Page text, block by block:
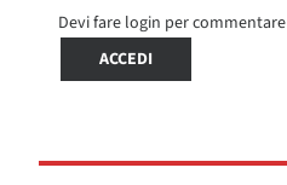
Devi fare login per commentare
ACCEDI